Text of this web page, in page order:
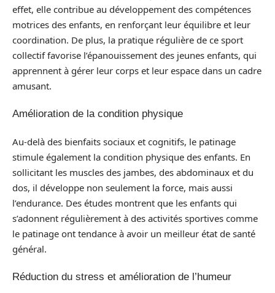
effet, elle contribue au développement des compétences
motrices des enfants, en renforçant leur équilibre et leur
coordination. De plus, la pratique régulière de ce sport
collectif favorise l’épanouissement des jeunes enfants, qui
apprennent à gérer leur corps et leur espace dans un cadre
amusant.
Amélioration de la condition physique
Au-delà des bienfaits sociaux et cognitifs, le patinage
stimule également la condition physique des enfants. En
sollicitant les muscles des jambes, des abdominaux et du
dos, il développe non seulement la force, mais aussi
l’endurance. Des études montrent que les enfants qui
s’adonnent régulièrement à des activités sportives comme
le patinage ont tendance à avoir un meilleur état de santé
général.
Réduction du stress et amélioration de l’humeur